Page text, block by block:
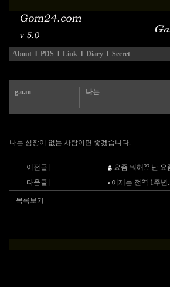
About l PDS l Link l Diary l Secret
g.o.m 나는
나는 심장이 없는 사람이면 좋겠습니다.
이전글 |
요즘 뭐해?? 난
다음글 |
어제는 전역 1주년
목록보기